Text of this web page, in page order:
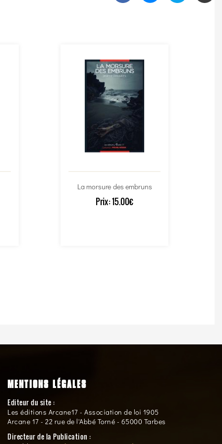
La morsure des embruns
Prix:15.00€
MENTIONS LÉGALES
Editeur du site :
Les éditions Arcane17 - Association de loi 1905
Arcane 17 - 22 rue de l'Abbé Torné - 65000 Tarbes
Directeur de la Publication :